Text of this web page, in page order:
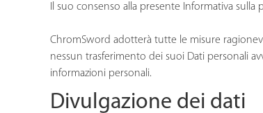
Il suo consenso alla presente Informativa
ChromSword adotterà tutte le misure
nessun trasferimento dei suoi Dati personali
informazioni personali.
Divulgazione dei dati